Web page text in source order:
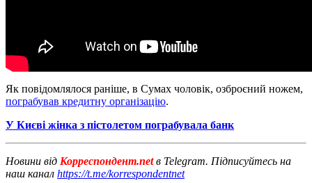
Як повідомлялося раніше, в Сумах чоловік, озброєний ножем,
пограбував кредитну організацію.
У Києві жінка з пістолетом пограбувала банк
Новини від Корреспондент.netв Telegram. Підписуйтесь на
наш канал https://t.me/korrespondentnet